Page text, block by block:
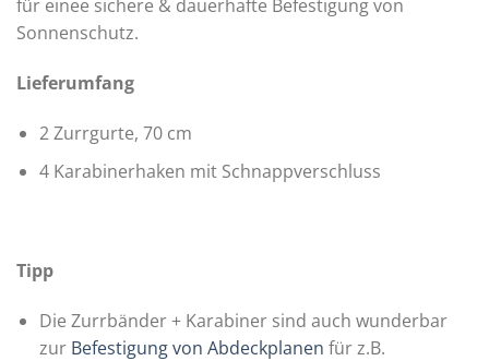
für einee sichere & dauerhafte Befestigung von
Sonnenschutz.
Lieferumfang
2 Zurrgurte, 70 cm
4 Karabinerhaken mit Schnappverschluss
Tipp
Die Zurrbänder + Karabiner sind auch wunderbar
zur Befestigung von Abdeckplanen für z.B.